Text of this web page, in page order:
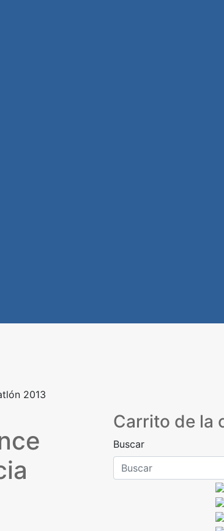
2013
Carrito de la
Buscar